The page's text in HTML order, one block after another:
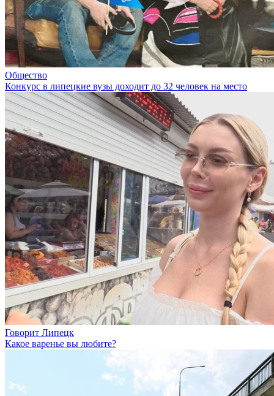
Общество
Конкурс в липецкие вузы доходит до 32 человек на место
Говорит Липецк
Какое варенье вы любите?